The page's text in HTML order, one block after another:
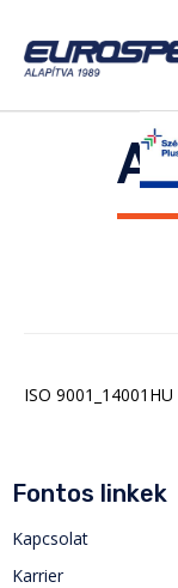
ISO 9001_14001HU
Fontos linkek
Kapcsolat
Karrier